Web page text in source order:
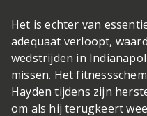
Het is echter van
adequaat verloopt,
wedstrijden in
missen. Het
Hayden tijdens zijn
om als hij terugkeert